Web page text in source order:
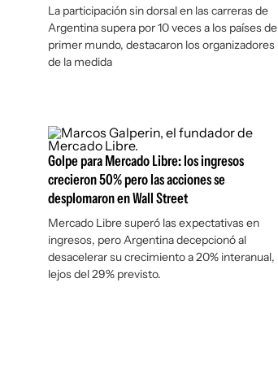
La participación sin dorsal en las carreras de
Argentina supera por 10 veces a los países de
primer mundo, destacaron los organizadores
de la medida
Golpe para Mercado Libre: los ingresos
crecieron 50% pero las acciones se
desplomaron en Wall Street
Mercado Libre superó las expectativas en
ingresos, pero Argentina decepcionó al
desacelerar su crecimiento a 20% interanual,
lejos del 29% previsto.